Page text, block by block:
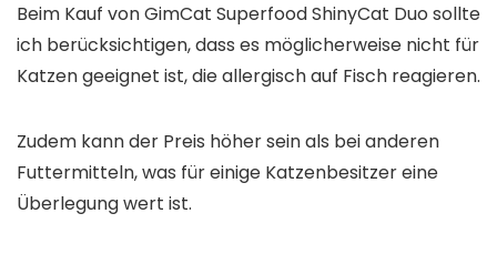
Beim Kauf von GimCat Superfood ShinyCat Duo sollte
ich berücksichtigen, dass es möglicherweise nicht für
Katzen geeignet ist, die allergisch auf Fisch reagieren.
Zudem kann der Preis höher sein als bei anderen
Futtermitteln, was für einige Katzenbesitzer eine
Überlegung wert ist.